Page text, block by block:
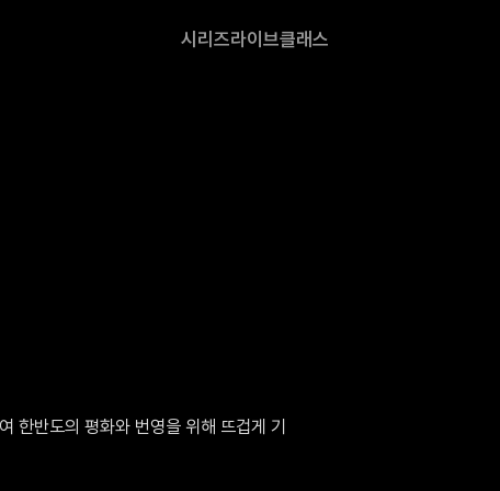
시리즈라이브클래스
한반도의 평화와 번영을 위해 뜨겁게 기